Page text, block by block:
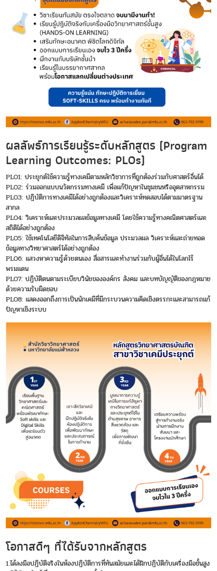
ผลลัพธ์การเรียนรู้ระดับหลักสูตร (Program
Learning Outcomes: PLOs)
PLO1: ประยุกต์ใช้ความรู้ทางเคมีตามหลักวิชาการที่ถูกต้องร่วมกับศาสตร์อื่นได้
PLO2: ร่วมออกแบบนวัตกรรมทางเคมี เพื่อแก้ปัญหาในชุมชนหรืออุตสาหกรรม
PLO3: ปฏิบัติการทางเคมีได้อย่างถูกต้องและวิเคราะห์ทดสอบได้ตามมาตรฐาน
สากล
PLO4: วิเคราะห์และประมวลผลข้อมูลทางเคมี โดยใช้ความรู้ทางคณิตศาสตร์และ
สถิติได้อย่างถูกต้อง
PLO5: ใช้เทคโนโลยีดิจิทัลในการสืบค้นข้อมูล ประมวลผล วิเคราะห์และถ่ายทอด
ข้อมูลทางวิทยาศาสตร์ได้อย่างถูกต้อง
PLO6: แสวงหาความรู้ด้วยตนเอง สื่อสารและทำงานร่วมกับผู้อื่นได้ในโลกไร้
พรมแดน
PLO7: ปฏิบัติตนตามระเบียบวินัยขององค์กร สังคม และบทบัญญัติของกฎหมาย
ด้วยความรับผิดชอบ
PLO8: แสดงออกถึงการเป็นนักเคมีที่มีกระบวนความคิดเชิงตรรกะและสามารถแก้
ปัญหาเชิงระบบ
โอกาสดีๆ ที่ได้รับจากหลักสูตร
1.ได้ลงมือปฏิบัติจริงในห้องปฏิบัติการที่ทันสมัยและได้ฝึกปฏิบัติกับเครื่องมือชั้นสูง